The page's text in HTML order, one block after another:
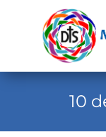
Evangelio
10